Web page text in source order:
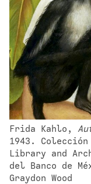
Frida Kahlo,
1943.
Library and
del Banco de
Graydon Wood